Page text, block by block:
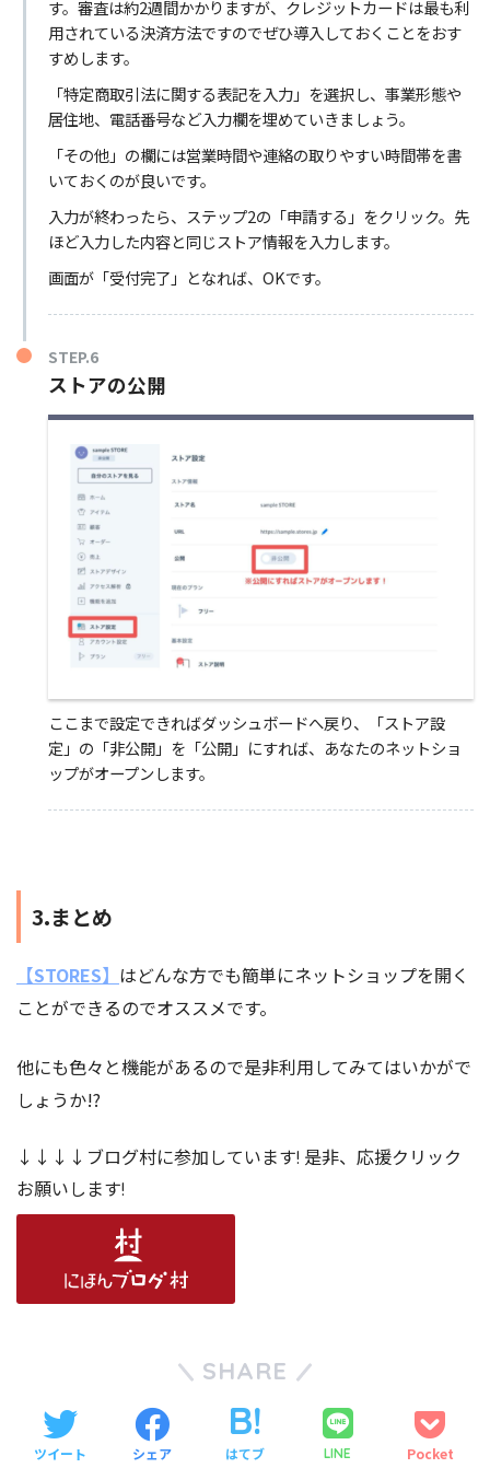
す。審査は約2週間かかりますが、クレジットカードは最も利
用されている決済方法ですのでぜひ導入しておくことをおす
すめします。
「特定商取引法に関する表記を入力」を選択し、事業形態や
居住地、電話番号など入力欄を埋めていきましょう。
「その他」の欄には営業時間や連絡の取りやすい時間帯を書
いておくのが良いです。
入力が終わったら、ステップ2の「申請する」をクリック。先
ほど入力した内容と同じストア情報を入力します。
画面が「受付完了」となれば、OKです。
STEP.6
ストアの公開
ここまで設定できればダッシュボードへ戻り、「ストア設
定」の「非公開」を「公開」にすれば、あなたのネットショ
ップがオープンします。
3.まとめ
【STORES】 はどんな方でも簡単にネットショップを開く
ことができるのでオススメです。
他にも色々と機能があるので是非利用してみてはいかがで
しょうか!?
↓↓↓↓ブログ村に参加しています! 是非、応援クリック
お願いします!
SHARE
ツイート シェア はてブ LINE Pocket